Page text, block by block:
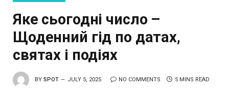
Яке сьогодні число –
Щоденний гід по датах,
святах і подіях
BY SPOT JULY 5, 2025 NO COMMENTS 5 MINS READ